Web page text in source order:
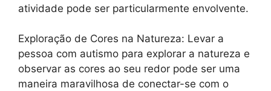
atividade pode ser particularmente envolvente.
Exploração de Cores na Natureza: Levar a
pessoa com autismo para explorar a natureza e
observar as cores ao seu redor pode ser uma
maneira maravilhosa de conectar-se com o